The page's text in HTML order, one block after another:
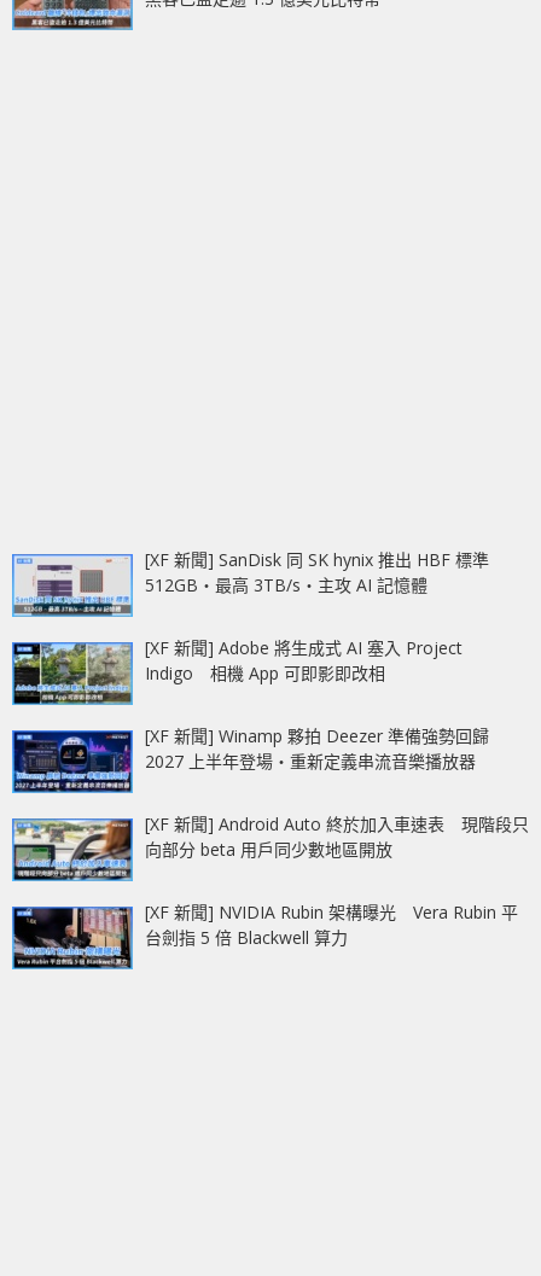
[XF 新聞] SanDisk 同 SK hynix 推出 HBF 標準
512GB‧最高 3TB/s‧主攻 AI 記憶體
[XF 新聞] Adobe 將生成式 AI 塞入 Project
Indigo 相機 App 可即影即改相
[XF 新聞] Winamp 夥拍 Deezer 準備強勢回歸
2027 上半年登場‧重新定義串流音樂播放器
[XF 新聞] Android Auto 終於加入車速表 現階段只
向部分 beta 用戶同少數地區開放
[XF 新聞] NVIDIA Rubin 架構曝光 Vera Rubin 平
台劍指 5 倍 Blackwell 算力